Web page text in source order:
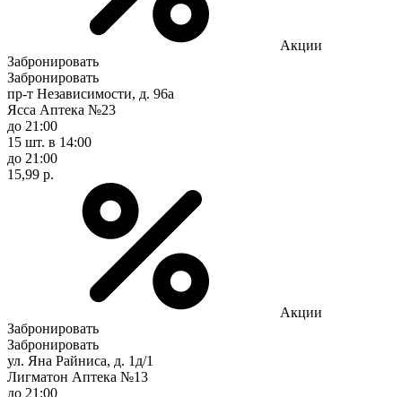
Акции
Забронировать
Забронировать
пр-т Независимости, д. 96а
Ясса Аптека №23
до 21:00
15 шт. в 14:00
до 21:00
15,99 р.
Акции
Забронировать
Забронировать
ул. Яна Райниса, д. 1д/1
Лигматон Аптека №13
до 21:00